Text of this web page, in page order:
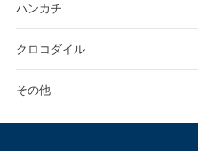
ハンカチ
クロコダイル
その他